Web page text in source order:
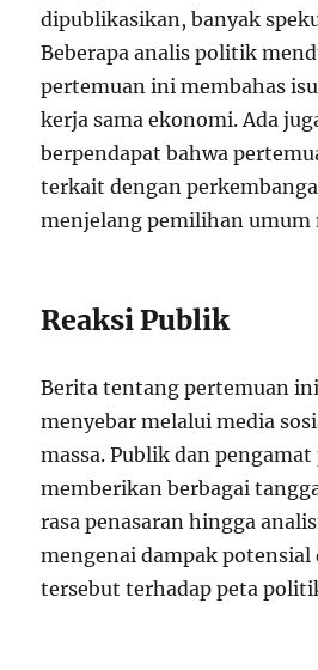
dipublikasikan, banyak
Beberapa analis politik
pertemuan ini membahas
kerja sama ekonomi. Ada
berpendapat bahwa
terkait dengan
menjelang pemilihan umum
Reaksi Publik
Berita tentang pertemuan
menyebar melalui media
massa. Publik dan
memberikan berbagai
rasa penasaran hingga
mengenai dampak
tersebut terhadap peta